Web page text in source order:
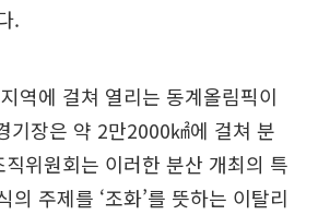
.
역에 걸쳐 열리는 동계올림픽이
기장은 약 2만2000㎢에 걸쳐 분
위원회는 이러한 분산 개최의 특
의 주제를 ‘조화’를 뜻하는 이탈리